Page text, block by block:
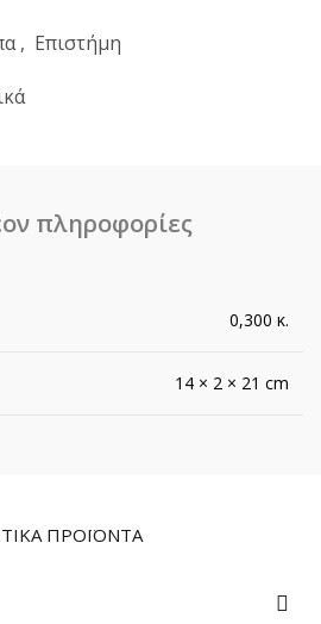
, Επιστήμη
πληροφορίες
0,300 κ.
14 × 2 × 21 cm
ΠΡΟΪΌΝΤΑ